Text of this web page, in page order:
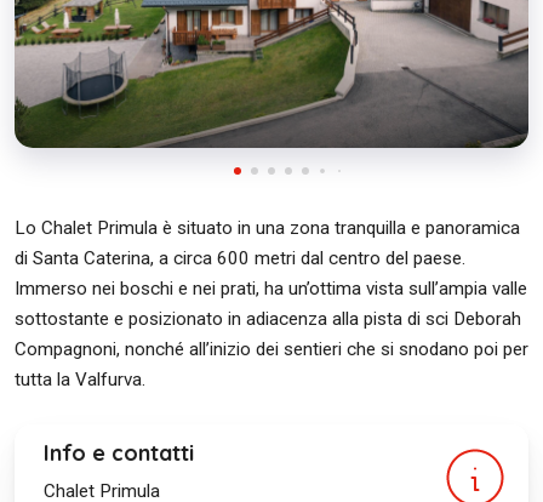
Lo Chalet Primula è situato in una zona tranquilla e panoramica
di Santa Caterina, a circa 600 metri dal centro del paese.
Immerso nei boschi e nei prati, ha un’ottima vista sull’ampia valle
sottostante e posizionato in adiacenza alla pista di sci Deborah
Compagnoni, nonché all’inizio dei sentieri che si snodano poi per
tutta la Valfurva.
Info e contatti
Chalet Primula